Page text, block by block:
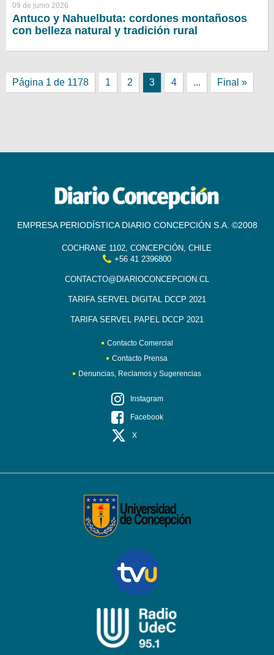
09 de junio 2026
Antuco y Nahuelbuta: cordones montañosos
con belleza natural y tradición rural
Página 1 de 1178 1 2 3 4 ... Final »
EMPRESA PERIODÍSTICA DIARIO CONCEPCIÓN S.A. ©2008
COCHRANE 1102, CONCEPCIÓN, CHILE
+56 41 2396800
CONTACTO@DIARIOCONCEPCION.CL
TARIFA SERVEL DIGITAL DCCP 2021
TARIFA SERVEL PAPEL DCCP 2021
Contacto Comercial
Contacto Prensa
Denuncias, Reclamos y Sugerencias
Instagram
Facebook
X